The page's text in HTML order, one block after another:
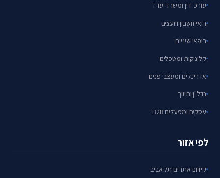
עורכי דין ומשרדי עו"ד
רואי חשבון ויועצים
רופאי שיניים
קליניקות ומטפלים
אדריכלים ומעצבי פנים
נדל"ן ותיווך
עסקים ומפעלים B2B
לפי אזור
קידום אתרים תל אביב